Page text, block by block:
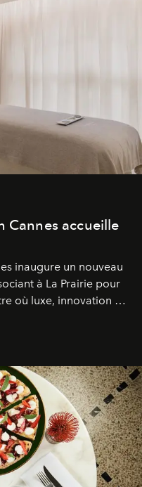
Cannes accueille
inaugure un nouveau
à La Prairie pour
où luxe, innovation et